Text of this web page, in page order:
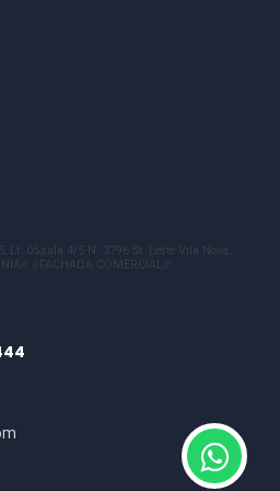
Lt. 05,sala 4/5 N. 3796 St. Leste Vila Nova,
//FACHADA COMERCIAL//